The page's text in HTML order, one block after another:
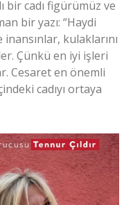
bir cadı figürümüz ve
bir yazı: “Haydi
kulaklarını
Çünkü en iyi işleri
Cesaret en önemli
cadıyı ortaya